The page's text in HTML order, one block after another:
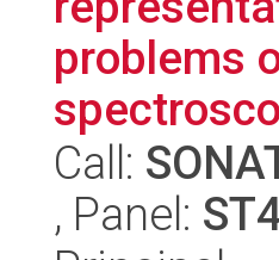
problems
Call:
, Panel: